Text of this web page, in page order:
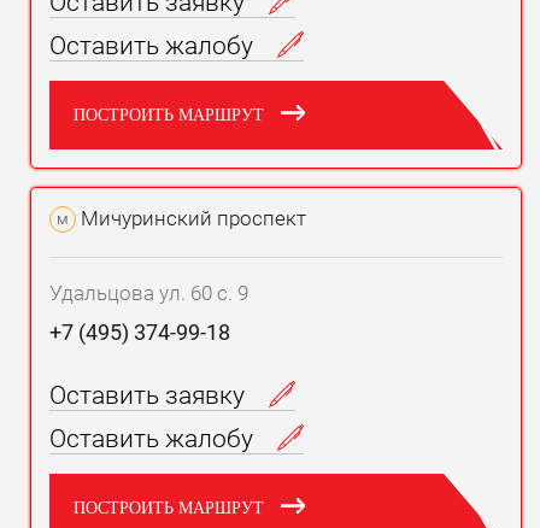
Оставить жалобу
ПОСТРОИТЬ МАРШРУТ
м Мичуринский проспект
Удальцова ул. 60 с. 9
+7 (495) 374-99-18
Оставить заявку
Оставить жалобу
ПОСТРОИТЬ МАРШРУТ